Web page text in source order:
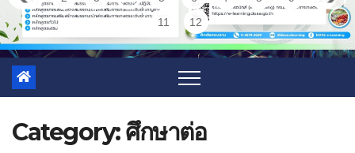
11
12
Category:ศึกษาต่อ